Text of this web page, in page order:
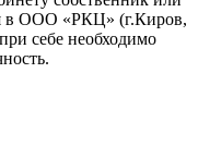
в ООО «РКЦ» (г.Киров,
себе необходимо